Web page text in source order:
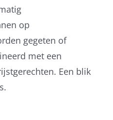
op
gegeten of
met een
Een blik